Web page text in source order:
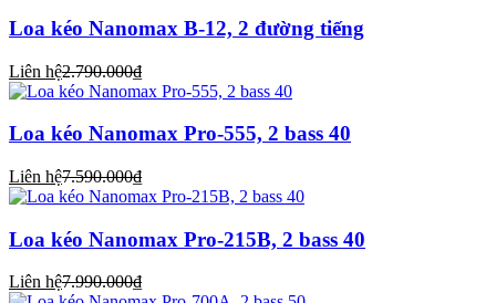
Loa kéo Nanomax B-12, 2 đường tiếng
Liên hệ2.790.000₫
Loa kéo Nanomax Pro-555, 2 bass 40
Liên hệ7.590.000₫
Loa kéo Nanomax Pro-215B, 2 bass 40
Liên hệ7.990.000₫